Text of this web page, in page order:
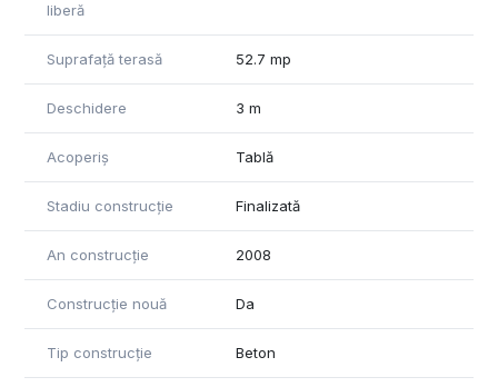
liberă
Suprafață terasă 52.7 mp
Deschidere 3 m
Acoperiș Tablă
Stadiu construcție Finalizată
An construcție 2008
Construcție nouă Da
Tip construcție Beton